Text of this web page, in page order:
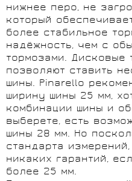
нижнее перо, не
который
более стабильное
надёжность, чем с
тормозами. Дисковые
позволяют ставить
шины. Pinarello
ширину шины 25 мм,
комбинации шины и
выберете, есть
шины 28 мм. Но
стандарта
никаких гарантий,
более 25 мм.